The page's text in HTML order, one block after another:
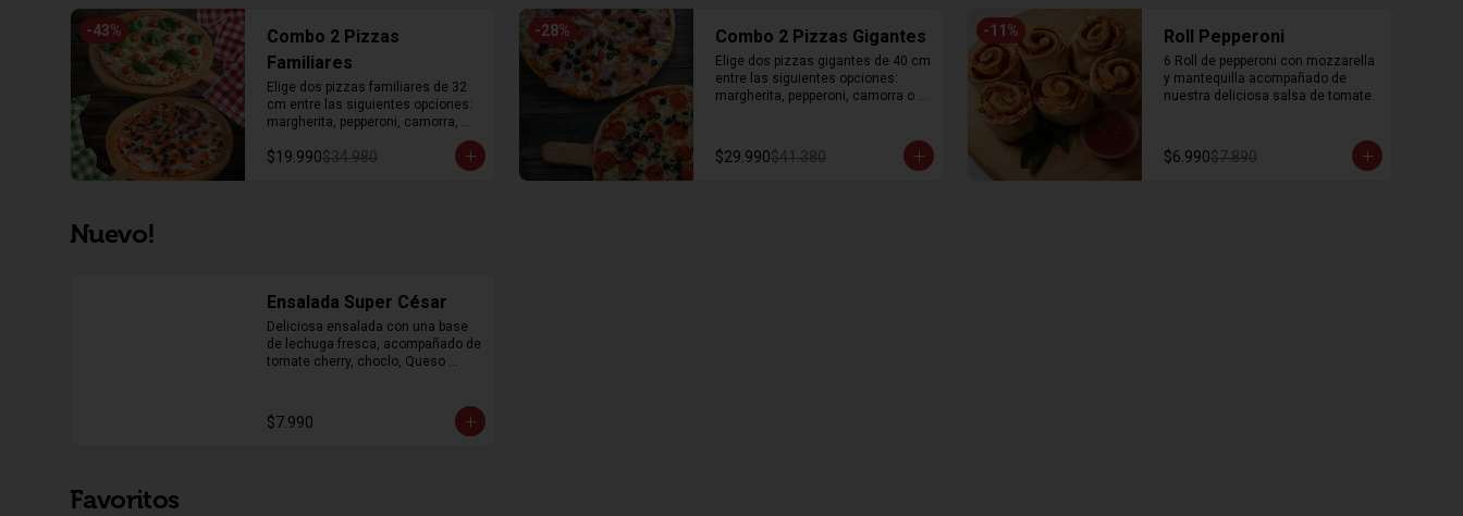
-43%
Combo 2 Pizzas
Familiares
Elige dos pizzas familiares de 32
cm entre las siguientes opciones:
margherita, pepperoni, camorra,
$19.990$34.980
-28% Combo 2 Pizzas Gigantes
Elige dos pizzas gigantes de 40 cm
entre las siguientes opciones:
margherita, pepperoni, camorra o
$29.990$41.380
-11 % Roll Pepperoni
6 Roll de pepperoni con mozzarella
y mantequilla acompañado de
nuestra deliciosa salsa de tomate.
$6.990$7.890
Nuevo!
Ensalada Super César
Deliciosa ensalada con una base
de lechuga fresca, acompañado de
tomate cherry, choclo, Queso
con aderezo de la casa y limón
$7.990
Favoritos